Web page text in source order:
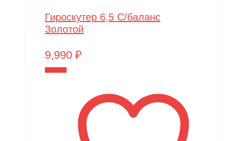
Гироскутер 6,5 С/баланс
Золотой
9,990 ₽